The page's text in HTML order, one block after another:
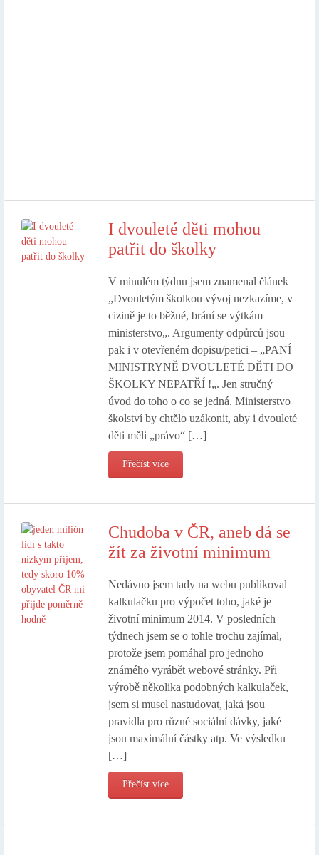
I dvouleté děti mohou
patřit do školky
V minulém týdnu jsem znamenal článek
„Dvouletým školkou vývoj nezkazíme, v
cizině je to běžné, brání se výtkám
ministerstvo„. Argumenty odpůrců jsou
pak i v otevřeném dopisu/petici – „PANÍ
MINISTRYNĚ DVOULETÉ DĚTI DO
ŠKOLKY NEPATŘÍ !„. Jen stručný
úvod do toho o co se jedná. Ministerstvo
školství by chtělo uzákonit, aby i dvouleté
děti měli „právo“ […]
Přečíst více
Chudoba v ČR, aneb dá se
žít za životní minimum
Nedávno jsem tady na webu publikoval
kalkulačku pro výpočet toho, jaké je
životní minimum 2014. V posledních
týdnech jsem se o tohle trochu zajímal,
protože jsem pomáhal pro jednoho
známého vyrábět webové stránky. Při
výrobě několika podobných kalkulaček,
jsem si musel nastudovat, jaká jsou
pravidla pro různé sociální dávky, jaké
jsou maximální částky atp. Ve výsledku
[…]
Přečíst více